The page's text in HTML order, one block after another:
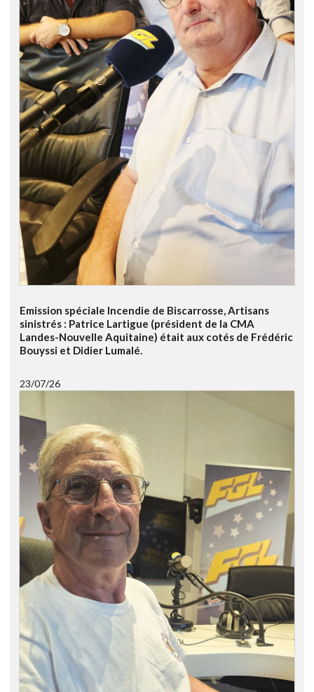
Emission spéciale Incendie de Biscarrosse, Artisans
sinistrés : Patrice Lartigue (président de la CMA
Landes-Nouvelle Aquitaine) était aux cotés de Frédéric
Bouyssi et Didier Lumalé.
23/07/26